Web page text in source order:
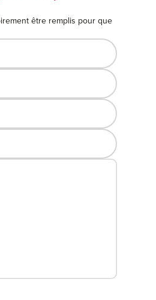
être remplis pour que